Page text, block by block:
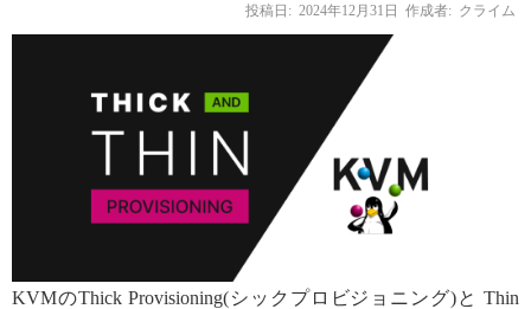
投稿日: 2024年12月31日 作成者: クライム
KVMのThick Provisioning(シックプロビジョニング)と Thin